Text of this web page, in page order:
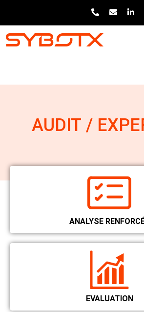
AUDIT /
ANALYSE
EVALUATION